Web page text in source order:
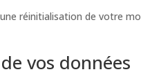
réinitialisation de votre
vos données